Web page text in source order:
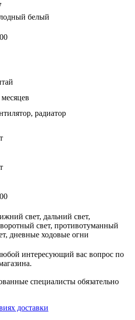
белый
месяцев
радиатор
свет, дальний свет,
свет, противотуманный
дневные ходовые огни
интересующий вас вопрос по
специалисты обязательно
доставки